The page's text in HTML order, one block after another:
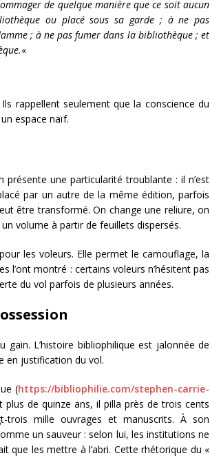
de quelque manière que ce soit aucun
ou placé sous sa garde ; à ne pas
; à ne pas fumer dans la bibliothèque ; et
«
rappellent seulement que la conscience du
espace naïf.
une particularité troublante : il n’est
par un autre de la même édition, parfois
être transformé. On change une reliure, on
volume à partir de feuillets dispersés.
les voleurs. Elle permet le camouflage, la
l’ont montré : certains voleurs n’hésitent pas
du vol parfois de plusieurs années.
L’histoire bibliophilique est jalonnée de
en justification du vol.
(https://bibliophilie.com/stephen-carrie-
plus de quinze ans, il pilla près de trois cents
trois mille ouvrages et manuscrits. À son
un sauveur : selon lui, les institutions ne
que les mettre à l’abri. Cette rhétorique du «